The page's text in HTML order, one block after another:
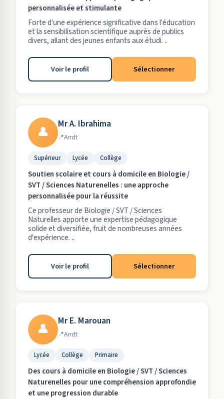
personnalisée et stimulante
Forte d'une expérience significative dans l'éducation
et la sensibilisation scientifique auprès de publics
divers, allant des jeunes enfants aux étudi. ..
Voir le profil Sélectionner
👤 Mr A. Ibrahima
Arrdt
Supérieur Lycée Collège
Soutien scolaire et cours à domicile en Biologie /
SVT / Sciences Naturenelles : une approche
personnalisée pour la réussite
Ce professeur de Biologie / SVT / Sciences
Naturelles apporte une expertise pédagogique
solide et diversifiée, fruit de nombreuses années
d'expérience. ..
Voir le profil Sélectionner
👤 Mr E. Marouan
Arrdt
Lycée Collège Primaire
Des cours à domicile en Biologie / SVT / Sciences
Naturenelles pour une compréhension approfondie
et une progression durable